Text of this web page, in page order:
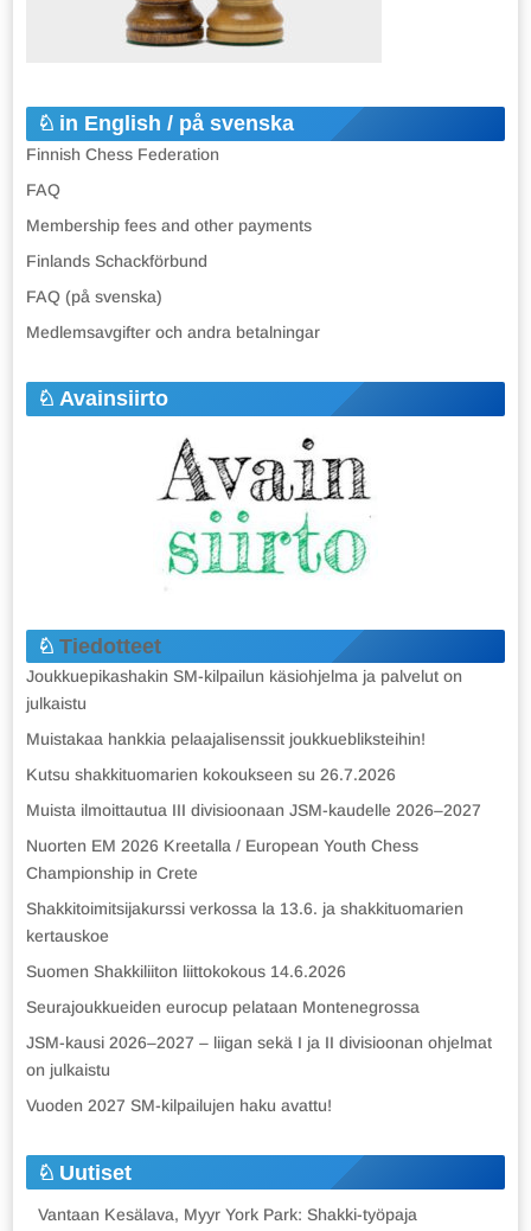
in English / på svenska
Finnish Chess Federation
FAQ
Membership fees and other payments
Finlands Schackförbund
FAQ (på svenska)
Medlemsavgifter och andra betalningar
Avainsiirto
Tiedotteet
Joukkuepikashakin SM-kilpailun käsiohjelma ja palvelut on
julkaistu
Muistakaa hankkia pelaajalisenssit joukkuebliksteihin!
Kutsu shakkituomarien kokoukseen su 26.7.2026
Muista ilmoittautua III divisioonaan JSM-kaudelle 2026–2027
Nuorten EM 2026 Kreetalla / European Youth Chess
Championship in Crete
Shakkitoimitsijakurssi verkossa la 13.6. ja shakkituomarien
kertauskoe
Suomen Shakkiliiton liittokokous 14.6.2026
Seurajoukkueiden eurocup pelataan Montenegrossa
JSM-kausi 2026–2027 – liigan sekä I ja II divisioonan ohjelmat
on julkaistu
Vuoden 2027 SM-kilpailujen haku avattu!
Uutiset
Vantaan Kesälava, Myyr York Park: Shakki-työpaja